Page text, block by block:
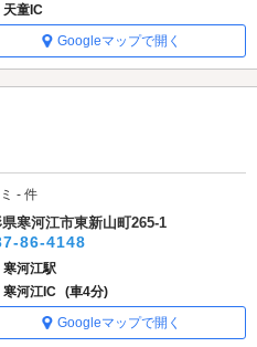
天童IC
Googleマップで開く
- 件
県寒河江市東新山町265-1
86-4148
寒河江駅
寒河江IC (車4分)
Googleマップで開く